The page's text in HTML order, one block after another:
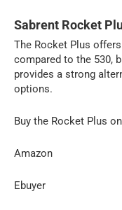
Sabrent Rocket
The Rocket Plus
compared to the 530,
provides a strong
options.
Buy the Rocket Plus
Amazon
Ebuyer